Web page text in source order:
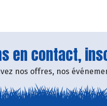
en contact,
nos offres, nos